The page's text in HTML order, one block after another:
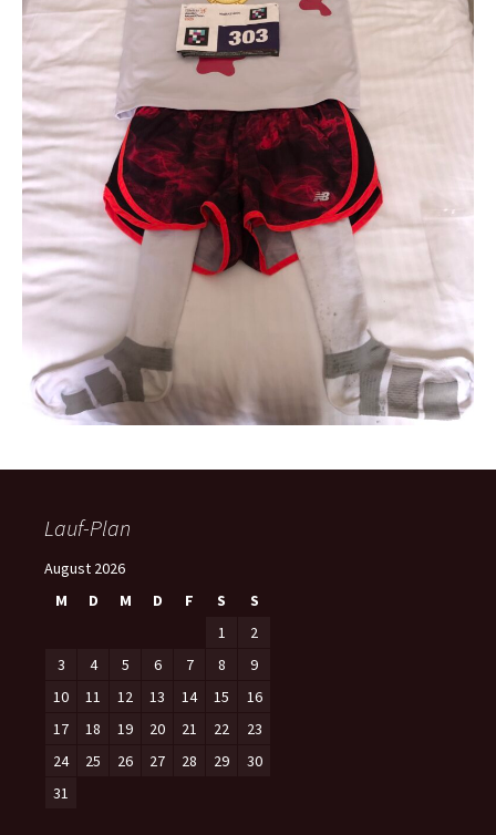
Lauf-Plan
August 2026
M
D M D F S
S
1
2
3
4 5 6 7 8
9
10
11 12 13 14 15
16
17
18 19 20 21 22
23
24
25 26 27 28 29
30
31